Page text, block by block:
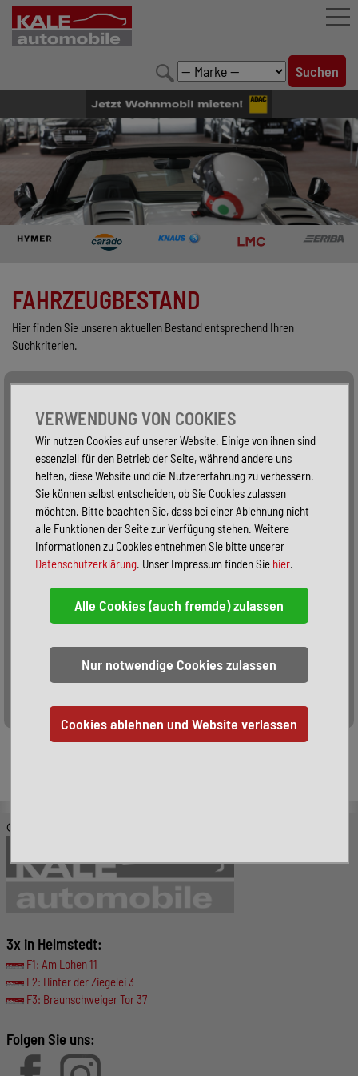
FAHRZEUGBESTAND
LEISTUNGEN
KONFIGURATOR
MARKENWELT
UNTERNEHMEN
FAHRZEUGBESTAND
Hier finden Sie unseren aktuellen Bestand entsprechend Ihren
Suchkriterien.
Alle Fahrzeuge
Sortieren:
© KALE-Automobile GmbH
3x in Helmstedt:
F1: Am Lohen 11
F2: Hinter der Ziegelei 3
F3: Braunschweiger Tor 37
Folgen Sie uns:
VERWENDUNG VON COOKIES
Wir nutzen Cookies auf unserer Website. Einige von ihnen sind
essenziell für den Betrieb der Seite, während andere uns
helfen, diese Website und die Nutzererfahrung zu verbessern.
Sie können selbst entscheiden, ob Sie Cookies zulassen
möchten. Bitte beachten Sie, dass bei einer Ablehnung nicht
alle Funktionen der Seite zur Verfügung stehen. Weitere
Informationen zu Cookies entnehmen Sie bitte unserer
Datenschutzerklärung. Unser Impressum finden Sie hier.